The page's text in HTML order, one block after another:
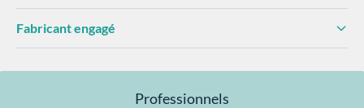
Fabricant engagé
Professionnels